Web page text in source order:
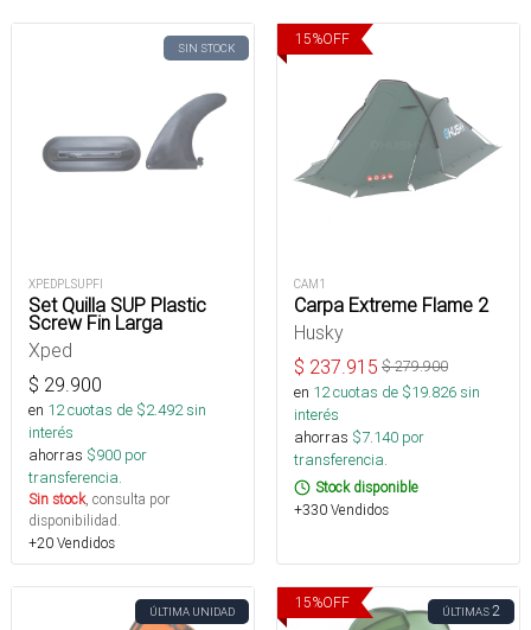
SIN STOCK
XPEDPLSUPFI
Set Quilla SUP Plastic
Screw Fin Larga
Xped
$ 29.900
en 12cuotas de $2.492sin
interés
ahorras $900 por
transferencia.
Sin stock, consulta por
disponibilidad.
+20 Vendidos
15%OFF
CAM1
Carpa Extreme Flame 2
Husky
$ 237.915 $279.900
en 12cuotas de $19.826sin
interés
ahorras $7.140 por
transferencia.
Stock disponible
+330 Vendidos
ÚLTIMA UNIDAD
15%OFF
ÚLTIMAS2